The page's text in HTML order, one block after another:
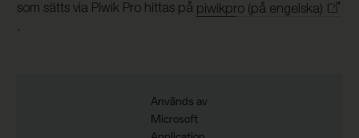
som sätts via Piwik Pro hittas på piwikpro (på engelska)
.
Används av
Microsoft